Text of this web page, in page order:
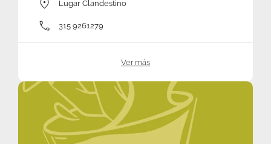
Lugar Clandestino
315 9261279
Ver más